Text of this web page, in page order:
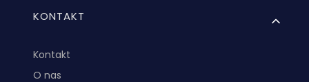
Linki w stopce
KONTAKT
Kontakt
O nas